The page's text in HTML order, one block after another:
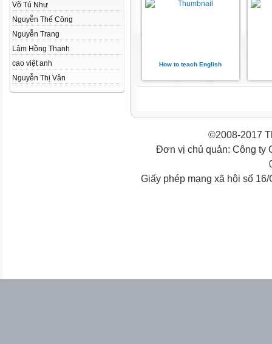
Võ Tú Như
Nguyễn Thế Công
Nguyễn Trang
Lâm Hồng Thanh
cao việt anh
Nguyễn Thị Vân
How to teach English
©2008-2017
Đơn vị chủ quản: Công ty
Giấy phép mạng xã hội số